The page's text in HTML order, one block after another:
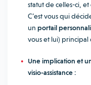
statut de celles-ci,
C’est vous qui
un portail
vous et lui) principal
Une implication et
visio-assistance :